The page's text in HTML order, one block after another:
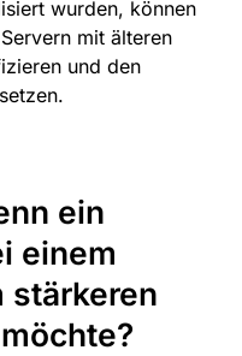
wurden, können
mit älteren
und den
ein
einem
stärkeren